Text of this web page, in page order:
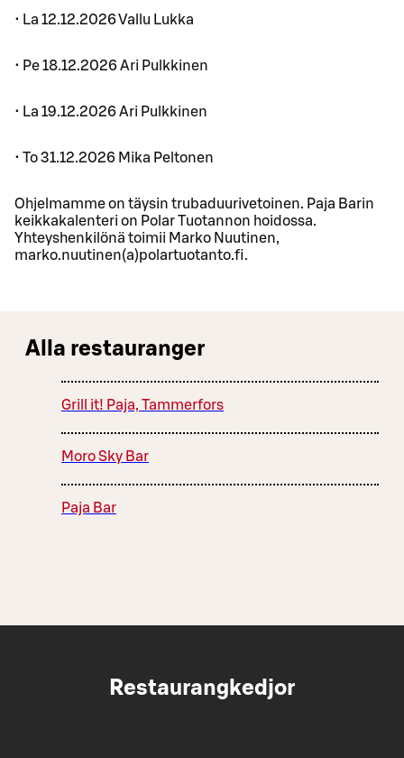
• La 12.12.2026 Vallu Lukka
• Pe 18.12.2026 Ari Pulkkinen
• La 19.12.2026 Ari Pulkkinen
• To 31.12.2026 Mika Peltonen
Ohjelmamme on täysin trubaduurivetoinen. Paja Barin
keikkakalenteri on Polar Tuotannon hoidossa.
Yhteyshenkilönä toimii Marko Nuutinen,
marko.nuutinen(a)polartuotanto.fi.
Alla restauranger
Grill it! Paja, Tammerfors
Moro Sky Bar
Paja Bar
Restaurangkedjor